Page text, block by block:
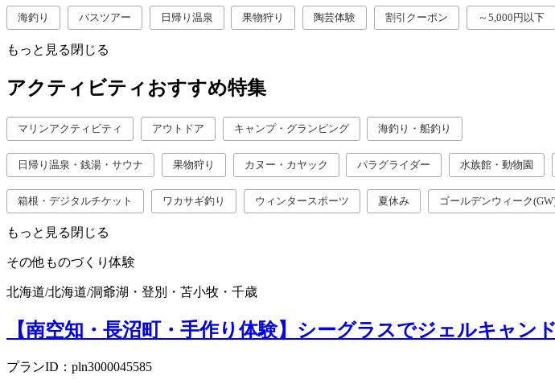
海釣り バスツアー 日帰り温泉 果物狩り 陶芸体験 割引クーポン ～5,000円以下
もっと見る 閉じる
アクティビティおすすめ特集
マリンアクティビティ アウトドア キャンプ・グランピング 海釣り・船釣り
日帰り温泉・銭湯・サウナ 果物狩り カヌー・カヤック パラグライダー 水族館・動物園
箱根・デジタルチケット ワカサギ釣り ウィンタースポーツ 夏休み ゴールデンウィーク
もっと見る 閉じる
その他ものづくり体験
北海道/北海道/洞爺湖・登別・苫小牧・千歳
【南空知・長沼町・手作り体験】シーグラスでジェルキャン
プランID：pln3000045585